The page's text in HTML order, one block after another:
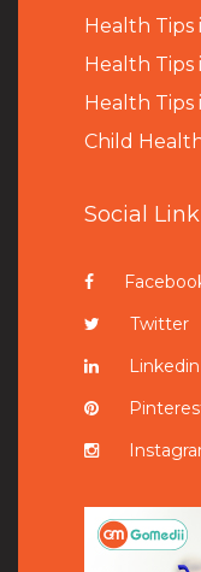
Health Tips
Health Tips
Health Tips
Child
Social Link
Twitter
Linkedin